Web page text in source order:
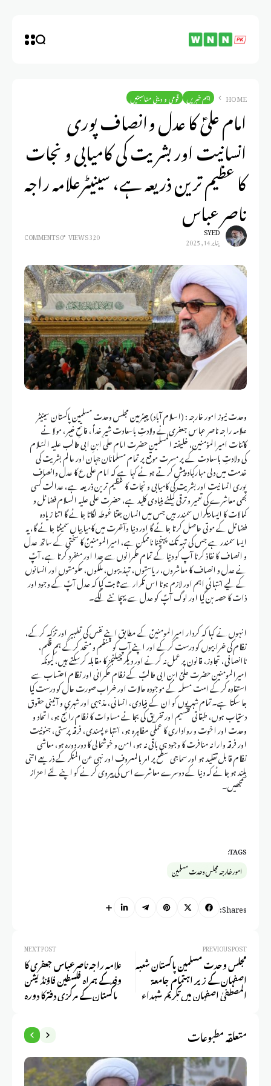
HOME اہم خبریں قومی و دینی مناسبتیں
امام علیؑ کا عدل وانصاف پوری
انسانیت اور بشریت کی کامیابی و نجات
کا عظیم ترین ذریعہ ہے، سینیٹرعلامہ راجہ
ناصر عباس
SYED
يناير 14, 2025 320 VIEWS
0 COMMENTS
وحدت نیوز امور خارجہ : (اسلام آباد) چیئرمین مجلس وحدت مسلمین پاکستان سینیٹر
علامہ راجہ ناصر عباس جعفری نے ولادتِ باسعادت شیرِ خداؑ، فاتحِ خیبر، مولائے
کائنات امیرالمؤمنین، خلیفتہ المسلمین حضرت امام علی ابنِ ابی طالب علیہ السّلام
کی ولادتِ باسعادت کے پر مسرت موقع پر تمام مسلمانان جہان اور عالم بشریت کی
خدمت میں دلی مبارکباد پیش کرتے ہوئے کہا ہے کہ امام علی ع کا عدل وانصاف
پوری انسانیت اور بشریت کی کامیابی و نجات کا عظیم ترین ذریعہ ہے، عدالت کسی
بھی معاشرے کی تعمیر و ترقی کیلئے بنیادی کلید ہے، حضرت علی علیہ السلام فضائل و
کمالات کا ایسا بیکراں سمندر ہیں جس میں انسان جتنا غوطہ لگاتا جائے گا اتنا زیادہ
فضائل کے موتی حاصل کرتا جائے گا اور دنیا وآخرت میں کامیابیاں سمیٹتا جائے گا، یہ
ایسا سمندر ہے جس کی تہہ تک پہنچنا ناممکن ہے، امیرالمومنینؑ کا سختی کے ساتھ عدل
و انصاف کا نفاذ کرنا آپ کو دنیا کے تمام حکمرانوں سے جدا اور منفرد کرتا ہے، آپؑ
نے عدل و انصاف کا معاشروں، ریاستوں، تہذیبوں، ملکوں، حکومتوں اور انسانوں
کے لیے انتہائی اہم اور لازم ہونا اس تکرار سے ثابت کیا کہ عدل آپؑ کے وجود اور
ذات کا حصہ بن گیا اور لوگ آپؑ کو عدل سے پہچاننے لگے۔
انہوں نے کہا کہ کردار امیرالمومنینؑ کے مطابق اپنے نفس کی تطہیر اور تزکیہ کرکے،
نظام کی خرابیوں کو درست کرکے اور اپنے آپ کو منظم و متحد کرکے ہم ظلم،
ناانصافی، تجاوز، قانون پر عمل نہ کرنے اور دیگر چیلنجز کا مقابلہ کرسکتے ہیں، کیونکہ
امیرالمومنین حضرت علیؑ ابن ابی طالبؑ کے نظام حکمرانی اور نظام احتساب سے
استفادہ کرکے امت مسلمہ کے موجودہ حالات اور خراب صورت حال کو درست کیا
جا سکتا ہے۔تمام شہریوں کو ان کے بنیادی، انسانی، مذہبی اور شہری و آئینی حقوق
دستیاب ہوں، طبقاتی تقسیم اور تفریق کی بجائے مساوات کا نظام رائج ہو، اتحاد و
وحدت اور اخوت و رواداری کا عملی مظاہرہ ہو، انتہاء پسندی، فرقہ پرستی، جنونیت
اور فرقہ وارانہ منافرت کا وجود ہی باقی نہ ہو، امن و خوشحالی کا دور دورہ ہو، معاشی
نظام قابل تقلید ہو اور سماجی سطح پر امر بالمعروف اور نہی عن المنکر کے ذریعے اتنی
بلند ہو جائے کہ دنیا کے دوسرے معاشرے اس کی پیروی کرنے کو اپنے لئے اعزاز
سمجھیں۔
TAGS:
امور خارجہ مجلس وحدت مسلمین
Shares:
PREVIOUS POST
مجلس وحدت مسلمین پاکستان شعبہ
اصفہان کے زیر اہتمام جامعۃ
المصطفیٰ اصفہان میں تکریم شہداء
مقدم کی خصوصی شرکت اور
خطاب
NEXT POST
علامہ راجہ ناصرعباس جعفری کا
وفدکے ہمراہ فلسطین فاؤنڈیشن
پاکستان کے مرکزی دفترکا دورہ
متعلقہ مطبوعات